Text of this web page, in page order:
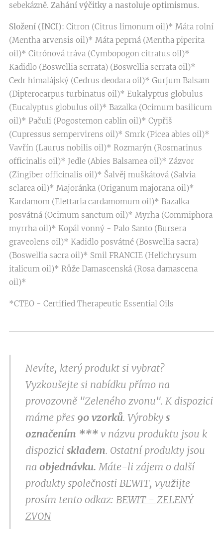
sebekázně. Zahání výčitky a nastoluje optimismus.
Složení (INCI): Citron (Citrus limonum oil)* Máta rolní
(Mentha arvensis oil)* Máta peprná (Mentha piperita
oil)* Citrónová tráva (Cymbopogon citratus oil)*
Kadidlo (Boswellia serrata) (Boswellia serrata oil)*
Cedr himalájský (Cedrus deodara oil)* Gurjum Balsam
(Dipterocarpus turbinatus oil)* Eukalyptus globulus
(Eucalyptus globulus oil)* Bazalka (Ocimum basilicum
oil)* Pačuli (Pogostemon cablin oil)* Cypřiš
(Cupressus sempervirens oil)* Smrk (Picea abies oil)*
Vavřín (Laurus nobilis oil)* Rozmarýn (Rosmarinus
officinalis oil)* Jedle (Abies Balsamea oil)* Zázvor
(Zingiber officinalis oil)* Šalvěj muškátová (Salvia
sclarea oil)* Majoránka (Origanum majorana oil)*
Kardamom (Elettaria cardamomum oil)* Bazalka
posvátná (Ocimum sanctum oil)* Myrha (Commiphora
myrrha oil)* Kopál vonný - Palo Santo (Bursera
graveolens oil)* Kadidlo posvátné (Boswellia sacra)
(Boswellia sacra oil)* Smil FRANCIE (Helichrysum
italicum oil)* Růže Damascenská (Rosa damascena
oil)*
*CTEO - Certified Therapeutic Essential Oils
Nevíte, který produkt si vybrat?
Vyzkoušejte si nabídku přímo na
provozovně "Zeleného zvonu". K dispozici
máme přes 90 vzorků. Výrobky s
označením *** v názvu produktu jsou k
dispozici skladem. Ostatní produkty jsou
na objednávku. Máte-li zájem o další
produkty společnosti BEWIT, využijte
prosím tento odkaz: BEWIT - ZELENÝ
ZVON